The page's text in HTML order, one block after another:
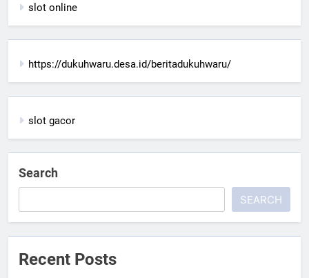
slot online
https://dukuhwaru.desa.id/beritadukuhwaru/
slot gacor
Search
SEARCH
Recent Posts